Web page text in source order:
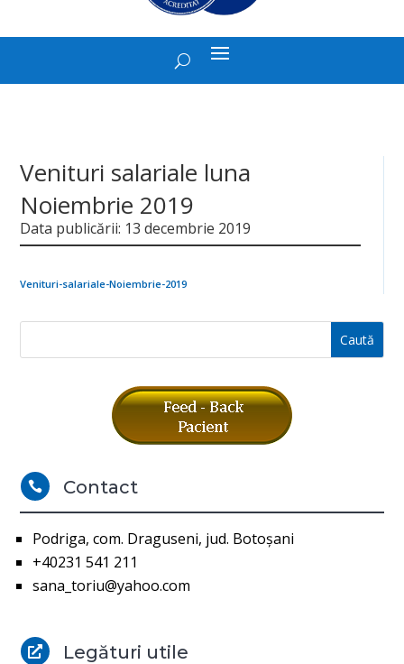
Venituri salariale luna
Noiembrie 2019
Data publicării: 13 decembrie 2019
Venituri-salariale-Noiembrie-2019
 Contact
Podriga, com. Draguseni, jud. Botoşani
+40231 541 211
sana_toriu@yahoo.com
 Legături utile